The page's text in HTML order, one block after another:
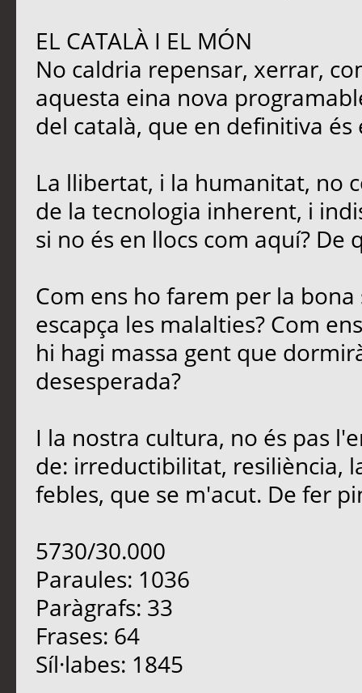
EL CATALÀ I EL MÓN
No caldria repensar, xerrar,
aquesta eina nova
del català, que en definitiva
La llibertat, i la humanitat, no
de la tecnologia inherent, i
si no és en llocs com aquí? De
Com ens ho farem per la
escapça les malalties? Com
hi hagi massa gent que
desesperada?
I la nostra cultura, no és pas
de: irreductibilitat, resiliència,
febles, que se m'acut. De fer
5730/30.000
Paraules: 1036
Paràgrafs: 33
Frases: 64
Síl·labes: 1845